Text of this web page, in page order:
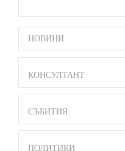
SIDE
BAR
MENU
НОВИНИ
КОНСУЛТАНТ
СЪБИТИЯ
ПОЛИТИКИ